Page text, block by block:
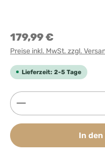
179,99 €
Preise inkl. MwSt. zzgl.
Lieferzeit: 2-5 Tage
Produkt Anzahl: Gib
In den